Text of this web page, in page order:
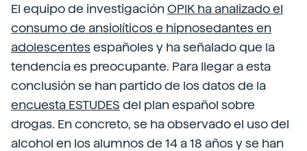
El equipo de investigaciónOPIK ha analizado el
consumo de ansiolíticos e hipnosedantes en
adolescentesespañoles y ha señalado que la
tendencia es preocupante. Para llegar a esta
conclusión se han partido de los datos de la
encuesta ESTUDES del plan español sobre
drogas. En concreto, se ha observado el uso del
alcohol en los alumnos de 14 a 18 años y se han